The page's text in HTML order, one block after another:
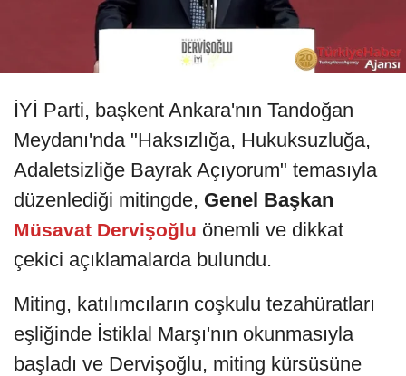
İYİ Parti, başkent Ankara'nın Tandoğan
Meydanı'nda "Haksızlığa, Hukuksuzluğa,
Adaletsizliğe Bayrak Açıyorum" temasıyla
düzenlediği mitingde, Genel Başkan
Müsavat Dervişoğlu önemli ve dikkat
çekici açıklamalarda bulundu.
Miting, katılımcıların coşkulu tezahüratları
eşliğinde İstiklal Marşı'nın okunmasıyla
başladı ve Dervişoğlu, miting kürsüsüne